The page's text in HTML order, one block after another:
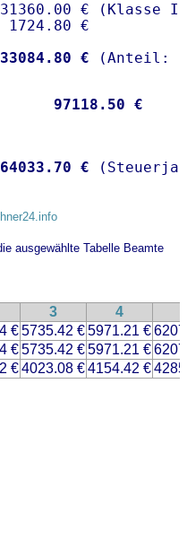
€ (Klasse I)
€
33084.80 €
97118.50 €
64033.70 €
ausgewählte Tabelle Beamte
3 4
€5735.42 €5971.21 €
€5735.42 €5971.21 €
€4023.08 €4154.42 €